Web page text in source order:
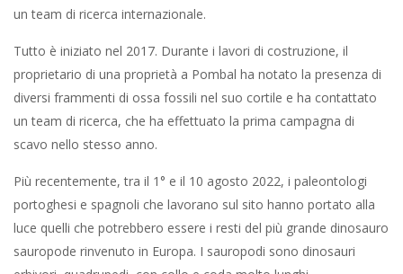
un team di ricerca internazionale.
Tutto è iniziato nel 2017. Durante i lavori di costruzione, il
proprietario di una proprietà a Pombal ha notato la presenza di
diversi frammenti di ossa fossili nel suo cortile e ha contattato
un team di ricerca, che ha effettuato la prima campagna di
scavo nello stesso anno.
Più recentemente, tra il 1° e il 10 agosto 2022, i paleontologi
portoghesi e spagnoli che lavorano sul sito hanno portato alla
luce quelli che potrebbero essere i resti del più grande dinosauro
sauropode rinvenuto in Europa. I sauropodi sono dinosauri